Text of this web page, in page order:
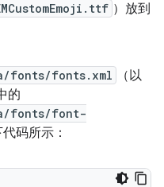
）放到
fonts/fonts.xml
（以
的
fonts/font-
码所示：